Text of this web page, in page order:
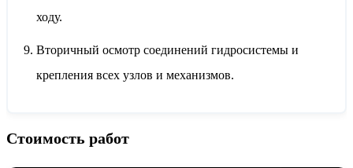
ходу.
Вторичный осмотр соединений гидросистемы и
крепления всех узлов и механизмов.
Стоимость работ